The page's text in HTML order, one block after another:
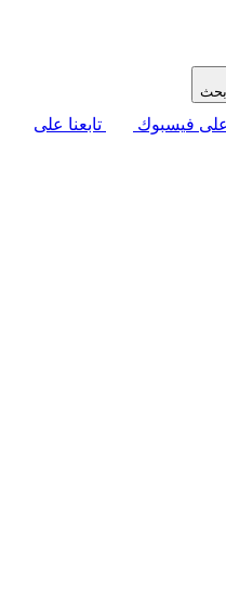
ابحث
على فيسبوك
تابعنا على